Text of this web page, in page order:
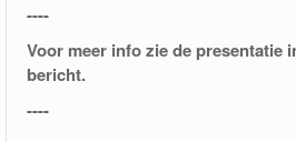
----
Voor meer info zie de presentatie
bericht.
----